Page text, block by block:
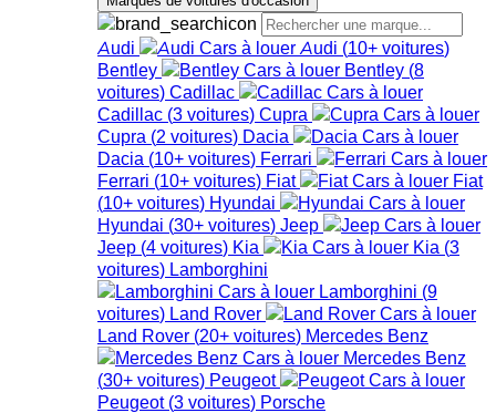
Audi Audi (10+ voitures)
Bentley
Bentley (8
voitures) Cadillac
Cadillac (3 voitures) Cupra
Cupra (2 voitures) Dacia
Dacia (10+ voitures) Ferrari
Ferrari (10+ voitures) Fiat
Fiat
(10+ voitures) Hyundai
Hyundai (30+ voitures) Jeep
Jeep (4 voitures) Kia Kia (3
voitures) Lamborghini
Lamborghini (9
voitures) Land Rover
Land Rover (20+ voitures) Mercedes Benz
Mercedes Benz
(30+ voitures) Peugeot
Peugeot (3 voitures) Porsche